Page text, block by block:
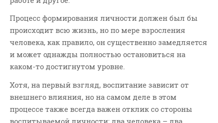
Процесс формирования личности должен был бы
происходит всю жизнь, но по мере взросления
человека, как правило, он существенно замедляется
и может однажды полностью остановиться на
каком-то достигнутом уровне.
Хотя, на первый взгляд, воспитание зависит от
внешнего влияния, но на самом деле в этом
процессе также всегда важен отклик со стороны
воспитываемой личности: два человека – два